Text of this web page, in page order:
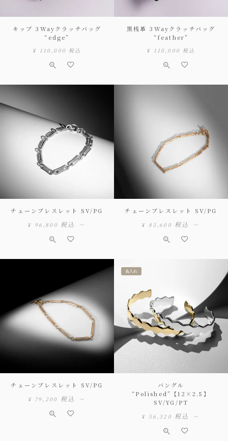
キップ 3Wayクラッチバッグ
“edge”
¥ 110,000 税込
黒桟革 3Wayクラッチバッグ
“feather”
¥ 110,000 税込
チェーンブレスレット SV/PG
¥ 96,800 税込 〜
チェーンブレスレット SV/PG
¥ 83,600 税込 〜
チェーンブレスレット SV/PG
¥ 79,200 税込 〜
名入れ
バングル
“Polished”【12×2.5】
SV/YG/PT
¥ 56,320 税込 〜